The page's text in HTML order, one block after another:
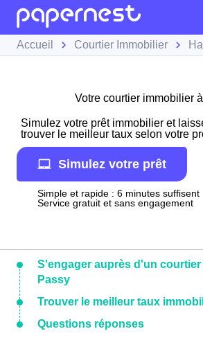
Accueil Courtier Immobilier
Votre courtier immobilier
Simulez votre prêt immobilier et
trouver le meilleur taux selon votre
Simulez votre prêt
Simple et rapide : 6 minutes suffisent
Service gratuit et sans engagement
S'engager auprès d'un
Passy
Trouver le meilleur taux
Questions réponses